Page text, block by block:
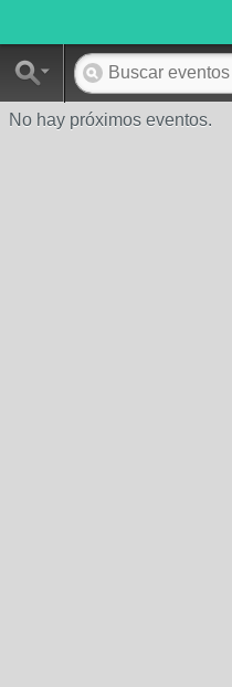
No hay próximos eventos.